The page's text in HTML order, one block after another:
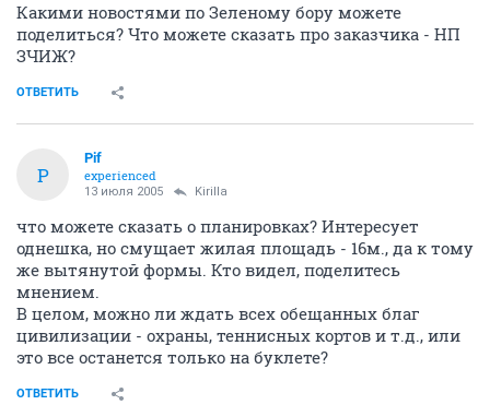
Какими новостями по Зеленому бору можете
поделиться? Что можете сказать про заказчика - НП
ЗЧИЖ?
ОТВЕТИТЬ
P
Pif
experienced
13 июля 2005 Kirilla
что можете сказать о планировках? Интересует
однешка, но смущает жилая площадь - 16м., да к тому
же вытянутой формы. Кто видел, поделитесь
мнением.
В целом, можно ли ждать всех обещанных благ
цивилизации - охраны, теннисных кортов и т.д., или
это все останется только на буклете?
ОТВЕТИТЬ